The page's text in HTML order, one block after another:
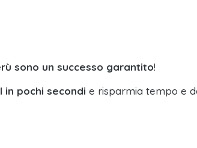
sono un successo garantito!
pochi secondi e risparmia tempo e